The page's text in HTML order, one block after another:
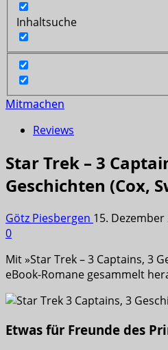
Inhaltsuche
Mitmachen
Reviews
Star Trek – 3
Geschichten (Cox,
Götz Piesbergen 15. Dezember
0
Mit »Star Trek – 3 Captains, 3
eBook-Romane gesammelt
Etwas für Freunde des